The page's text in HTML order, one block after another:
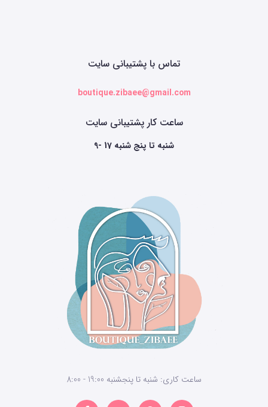
تماس با پشتیبانی سایت
boutique.zibaee@gmail.com
ساعت کار پشتیبانی سایت
9- 17 شنبه تا پنج شنبه
ساعت کاری: شنبه تا پنجشنبه 19:00 - 8:00